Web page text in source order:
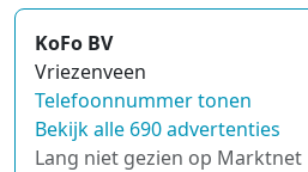
KoFo BV
Vriezenveen
Telefoonnummer tonen
Bekijk alle 690 advertenties
Lang niet gezien op Marktnet